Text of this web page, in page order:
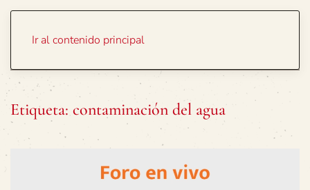
Ir al contenido principal
Etiqueta: contaminación del agua